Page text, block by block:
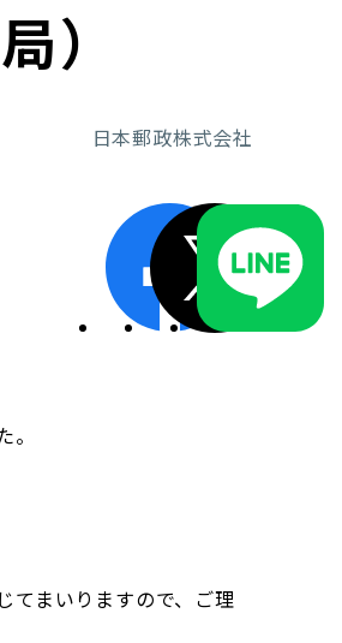
ディスクロージャーポリシー／適時開示体制
）
日本郵政株式会社
てまいりますので、ご理